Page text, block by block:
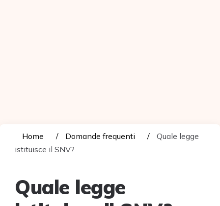
Home Domande frequenti
Quale legge
istituisce il SNV?
Quale legge